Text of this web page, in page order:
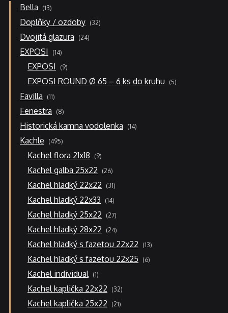
Bella 1313
produktů
Doplňky / ozdoby 3232
produktů
Dvojitá glazura 2424
produktů
EXPOSI 1414
produktů
EXPOSI 99
produktů
EXPOSI ROUND Ø 65 – 6 ks do kruhu 55
produktů
Favilla 1111
produktů
Fenestra 88
produktů
Historická kamna vodolenka 1414
produktů
Kachle 495495
produktů
Kachel flora 21x18 99
produktů
Kachel galba 25x22 2626
produktů
Kachel hladký 22x22 3131
produktů
Kachel hladký 22x33 1414
produktů
Kachel hladký 25x22 2727
produktů
Kachel hladký 28x22 2424
produktů
Kachel hladký s fazetou 22x22 1313
produktů
Kachel hladký s fazetou 22x25 66
produktů
Kachel individual 11
produkt
Kachel kaplička 22x22 3232
produktů
Kachel kaplička 25x22 2121
produktů